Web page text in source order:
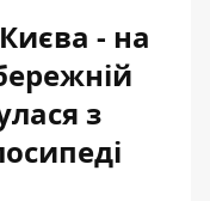
- на
з